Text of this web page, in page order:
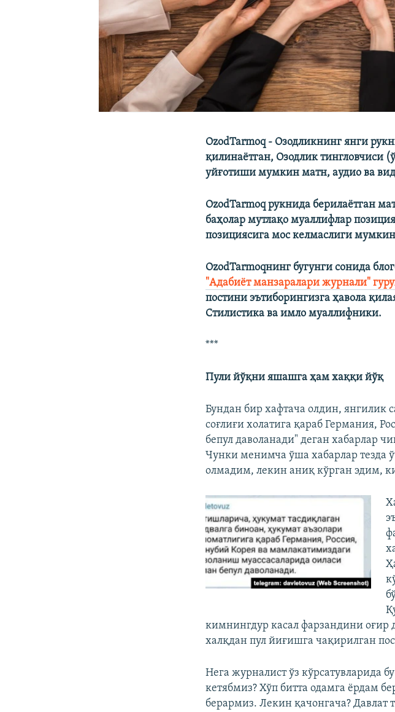
OzodTarmoq - Озодликнинг янги
қилинаётган, Озодлик
уйғотиши мумкин матн, аудио ва
OzodTarmoq рукнида берилаётган
баҳолар мутлақо муаллифлар
позициясига мос келмаслиги
OzodTarmoqнинг бугунги сонида
"Адабиёт манзаралари журнали"
постини эътиборингизга ҳавола
Стилистика ва имло муаллифники.
***
Пули йўқни яшашга ҳам хаққи йўқ
Бундан бир хафтача олдин, янгилик
соғлиғи холатига қараб Германия,
бепул даволанади" деган хабарлар
Чунки менимча ўша хабарлар тезда
олмадим, лекин аниқ кўрган эдим,
кимнингдур касал фарзандини оғир
халқдан пул йиғишга чақирилган
Нега журналист ўз кўрсатувларида
кетябмиз? Хўп битта одамга ёрдам
берармиз. Лекин қачонгача?